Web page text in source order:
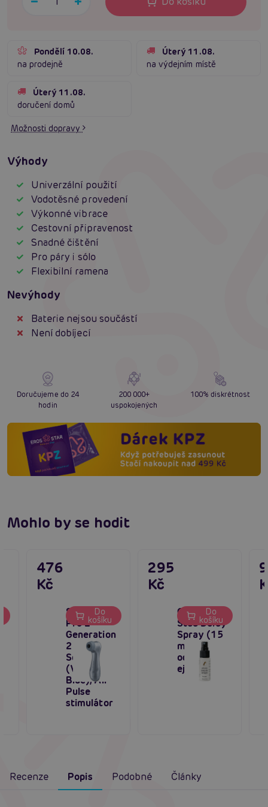
Pondělí 10.08.
na prodejně
Úterý 11.08.
na výdejním místě
Úterý 11.08.
doručení domů
Možnosti dopravy
Výhody
Univerzální použití
Vodotěsné provedení
Výkonné vibrace
Cestovní připravenost
Snadné čištění
Pro páry i sólo
Flexibilní ramena
Nevýhody
Baterie nejsou součástí
Není dobíjecí
Doručujeme do 24
hodin
200 000+
uspokojených
100% diskrétnost
Mohlo by se hodit
Satisfyer
Pro 2
Generation
2 Battery
Series
(Violet
Blue), Air
Pulse
stimulátor
476
Kč
Do
košíku
Cobeco
Stud Delay
Spray (15
ml),
oddálení
ejakulace
295
Kč
Do
košíku
Recenze Popis Podobné Články